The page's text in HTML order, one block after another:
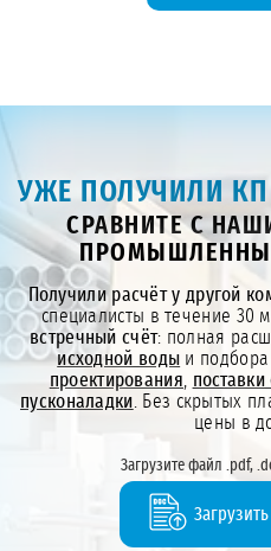
УЖЕ ПОЛУЧИЛИ КП
СРАВНИТЕ С
Получили расчёт у другой
специалисты в течение 30
встречный счёт: полная
исходной воды и
проектирования
пусконаладки . Без скрытых
цены в
Загрузите файл .pdf,